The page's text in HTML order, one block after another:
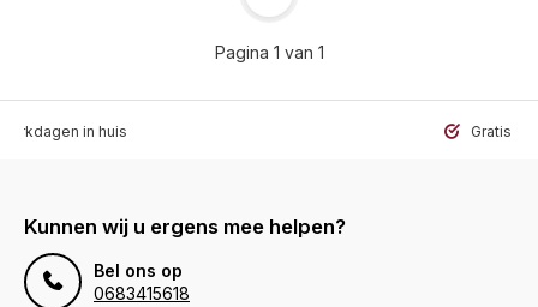
Pagina 1 van 1
in huis Gratis
Kunnen wij u ergens mee helpen?
Bel ons op
0683415618